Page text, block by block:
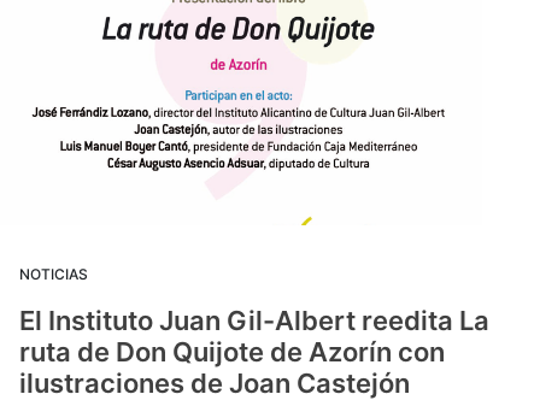
NOTICIAS
El Instituto Juan Gil-Albert reedita La
ruta de Don Quijote de Azorín con
ilustraciones de Joan Castejón